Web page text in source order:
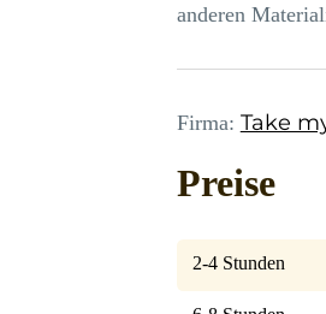
anderen
Firma: Take
Preise
2-4 Stunden